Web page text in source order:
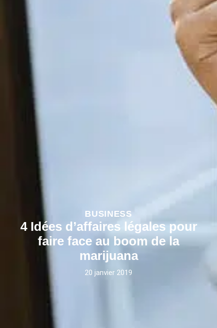
BUSINESS
4 Idées d’affaires légales pour
faire face au boom de la
marijuana
20 janvier 2019